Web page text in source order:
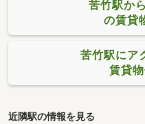
苦竹駅か
の賃貸
苦竹駅にア
賃貸
近隣駅の情報を見る